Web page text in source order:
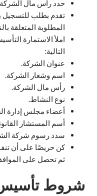
حدد رأس مال الشركة
تقدم بطلب للتسجيل
المطلوبة المتعلقة
املأ الاستمارة
التالية:
عنوان الشركة.
اسم وشعار الشركة.
رأس مال الشركة.
نوع النشاط.
أعضاء مجلس إدارة
أسم المستشار
سدد رسوم شركة
كن حريصًا على أن
ثم تحصل على
شروط